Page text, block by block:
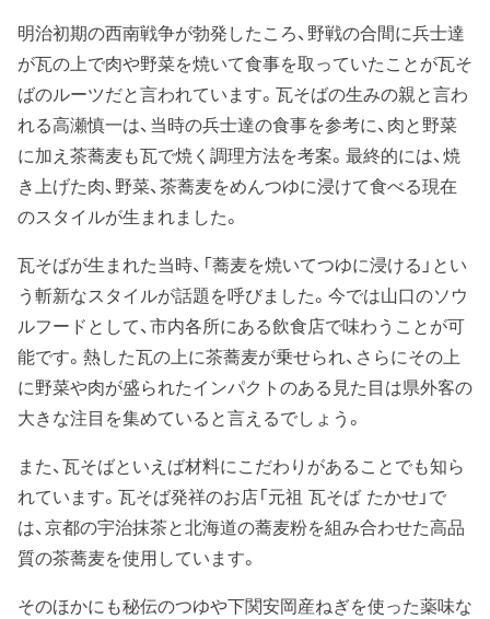
明治初期の西南戦争が勃発したころ、野戦の合間に兵士達
が瓦の上で肉や野菜を焼いて食事を取っていたことが瓦そ
ばのルーツだと言われています。瓦そばの生みの親と言わ
れる高瀬慎一は、当時の兵士達の食事を参考に、肉と野菜
に加え茶蕎麦も瓦で焼く調理方法を考案。最終的には、焼
き上げた肉、野菜、茶蕎麦をめんつゆに浸けて食べる現在
のスタイルが生まれました。
瓦そばが生まれた当時、「蕎麦を焼いてつゆに浸ける」とい
う斬新なスタイルが話題を呼びました。今では山口のソウ
ルフードとして、市内各所にある飲食店で味わうことが可
能です。熱した瓦の上に茶蕎麦が乗せられ、さらにその上
に野菜や肉が盛られたインパクトのある見た目は県外客の
大きな注目を集めていると言えるでしょう。
また、瓦そばといえば材料にこだわりがあることでも知ら
れています。瓦そば発祥のお店「元祖 瓦そば たかせ」で
は、京都の宇治抹茶と北海道の蕎麦粉を組み合わせた高品
質の茶蕎麦を使用しています。
そのほかにも秘伝のつゆや下関安岡産ねぎを使った薬味な